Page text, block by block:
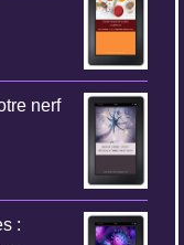
nerf
: